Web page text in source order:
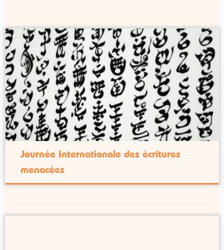
Journée Internationale des écritures
menacées